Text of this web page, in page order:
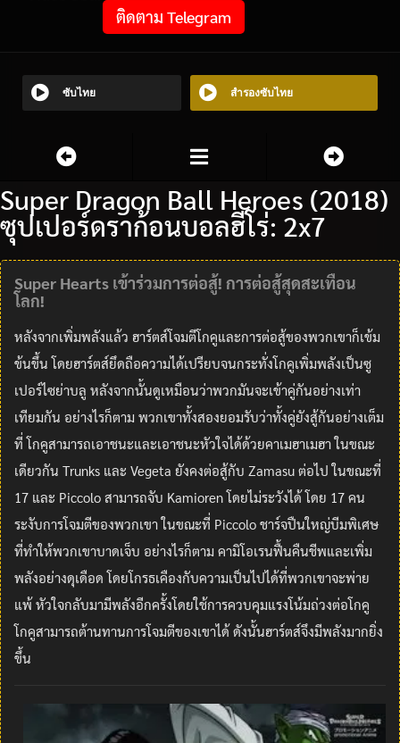
ติดตาม Telegram
ซับไทย สำรองซับไทย
Super Dragon Ball Heroes (2018)
ซุปเปอร์ดราก้อนบอลฮีโร่: 2x7
Super Hearts เข้าร่วมการต่อสู้! การต่อสู้สุดสะเทือน
โลก!
หลังจากเพิ่มพลังแล้ว ฮาร์ตส์โจมตีโกคูและการต่อสู้ของพวกเขาก็เข้ม
ข้นขึ้น โดยฮาร์ตส์ยึดถือความได้เปรียบจนกระทั่งโกคูเพิ่มพลังเป็นซู
เปอร์ไซย่าบลู หลังจากนั้นดูเหมือนว่าพวกมันจะเข้าคู่กันอย่างเท่า
เทียมกัน อย่างไรก็ตาม พวกเขาทั้งสองยอมรับว่าทั้งคู่ยังสู้กันอย่างเต็ม
ที่ โกคูสามารถเอาชนะและเอาชนะหัวใจได้ด้วยคาเมฮาเมฮา ในขณะ
เดียวกัน Trunks และ Vegeta ยังคงต่อสู้กับ Zamasu ต่อไป ในขณะที่
17 และ Piccolo สามารถจับ Kamioren โดยไม่ระวังได้ โดย 17 คน
ระงับการโจมตีของพวกเขา ในขณะที่ Piccolo ชาร์จปืนใหญ่บีมพิเศษ
ที่ทำให้พวกเขาบาดเจ็บ อย่างไรก็ตาม คามิโอเรนฟื้นคืนชีพและเพิ่ม
พลังอย่างดุเดือด โดยโกรธเคืองกับความเป็นไปได้ที่พวกเขาจะพ่าย
แพ้ หัวใจกลับมามีพลังอีกครั้งโดยใช้การควบคุมแรงโน้มถ่วงต่อโกคู
โกคูสามารถต้านทานการโจมตีของเขาได้ ดังนั้นฮาร์ตส์จึงมีพลังมากยิ่ง
ขึ้น